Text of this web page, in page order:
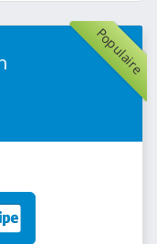
Populaire